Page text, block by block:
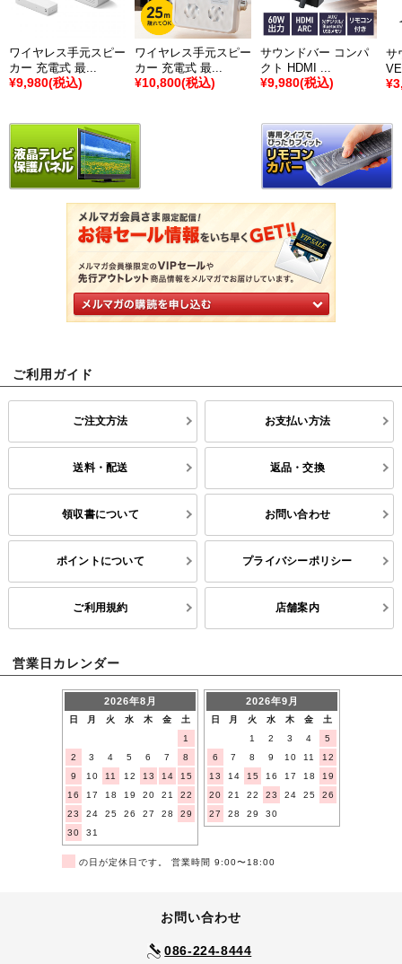
ワイヤレス手元スピー
カー 充電式 最...
¥9,980(税込)
ワイヤレス手元スピー
カー 充電式 最...
¥10,800(税込)
サウンドバー コンパ
クト HDMI ...
¥9,980(税込)
サ
¥
ご利用ガイド
ご注文方法 お支払い方法
送料・配送 返品・交換
領収書について お問い合わせ
ポイントについて プライバシーポリシー
ご利用規約 店舗案内
営業日カレンダー
2026年8月
日 月 火 水 木 金
土
1
2
3 4 5 6 7
8
9
10 11 12 13 14
15
16
17 18 19 20 21
22
23
24 25 26 27 28
29
30
31
2026年9月
日 月 火 水 木 金
土
1
2 3 4
5
6
7 8 9 10 11
12
13
14 15 16 17 18
19
20
21 22 23 24 25
26
27
28 29 30
の日が定休日です。 営業時間 9:00〜18:00
お問い合わせ
086-224-8444